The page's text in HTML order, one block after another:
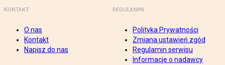
KONTAKT
O nas
Kontakt
Napisz do nas
REGULAMIN
Polityka Prywatności
Zmiana ustawień zgód
Regulamin serwisu
Informacje o nadawcy